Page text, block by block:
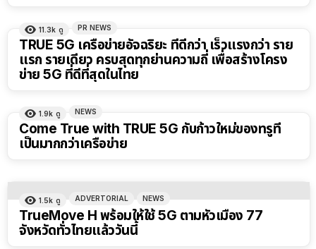
11.3k ดู PR NEWS
TRUE 5G เครือข่ายอัจฉริยะ ที่ดีกว่า เร็วแรงกว่า ราย
แรก รายเดียว ครบสุดทุกย่านความถี่ เพื่อสร้างโครง
ข่าย 5G ที่ดีที่สุดในไทย
1.9k ดู NEWS
Come True with TRUE 5G กับก้าวใหม่ของทรูที่
เป็นมากกว่าเครือข่าย
1.5k ดู ADVERTORIAL NEWS
TrueMove H พร้อมให้ใช้ 5G ตามหัวเมือง 77
จังหวัดทั่วไทยแล้ววันนี้